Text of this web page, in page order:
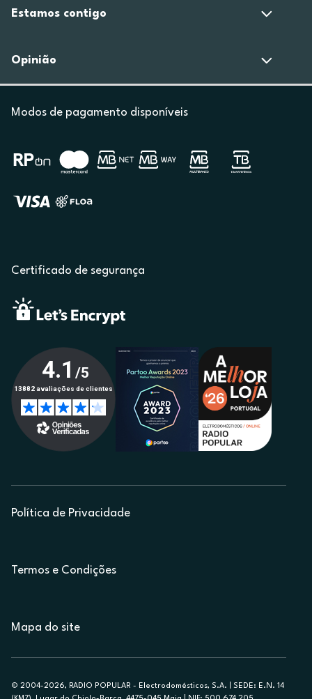
Estamos contigo
Opinião
Modos de pagamento disponíveis
Certificado de segurança
Política de Privacidade
Termos e Condições
Mapa do site
© 2004-2026, RADIO POPULAR - Electrodomésticos, S.A. | SEDE: E.N. 14